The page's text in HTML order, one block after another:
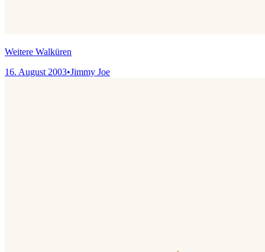
Weitere Walküren
16. August 2003•Jimmy Joe